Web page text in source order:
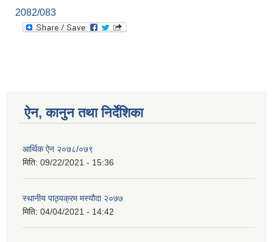
2082/083
ऐन, कानुन तथा निर्देशिका
आर्थिक ऐन २०७८/०७९
मिति: 09/22/2021 - 15:36
स्थानीय पाठ्यक्रम मस्यौदा २०७७
मिति: 04/04/2021 - 14:42